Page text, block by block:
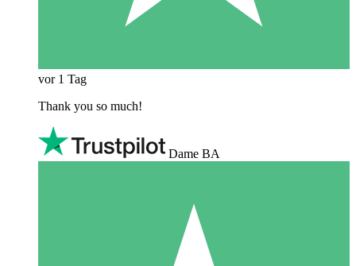
vor 1 Tag
Thank you so much!
Dame BA